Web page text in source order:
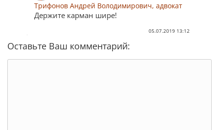
Трифонов Андрей Володимирович, адвокат
Держите карман шире!
05.07.2019 13:12
Оставьте Ваш комментарий: